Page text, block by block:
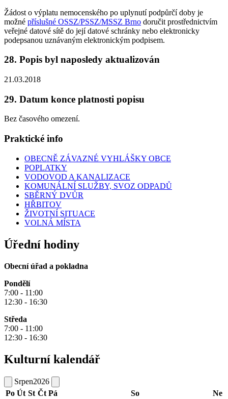
Žádost o výplatu nemocenského po uplynutí podpůrčí doby je
možné příslušné OSSZ/PSSZ/MSSZ Brno doručit prostřednictvím
veřejné datové sítě do její datové schránky nebo elektronicky
podepsanou uznávaným elektronickým podpisem.
28. Popis byl naposledy aktualizován
21.03.2018
29. Datum konce platnosti popisu
Bez časového omezení.
Praktické info
OBECNĚ ZÁVAZNÉ VYHLÁŠKY OBCE
POPLATKY
VODOVOD A KANALIZACE
KOMUNÁLNÍ SLUŽBY, SVOZ ODPADŮ
SBĚRNÝ DVŮR
HŘBITOV
ŽIVOTNÍ SITUACE
VOLNÁ MÍSTA
Úřední hodiny
Obecní úřad a pokladna
Pondělí
7:00 - 11:00
12:30 - 16:30
Středa
7:00 - 11:00
12:30 - 16:30
Kulturní kalendář
Srpen2026
Po Út St Čt Pá So
Ne